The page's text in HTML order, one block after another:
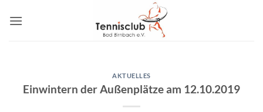
Inhalt
AKTUELLES
Einwintern der Außenplätze am 12.10.2019